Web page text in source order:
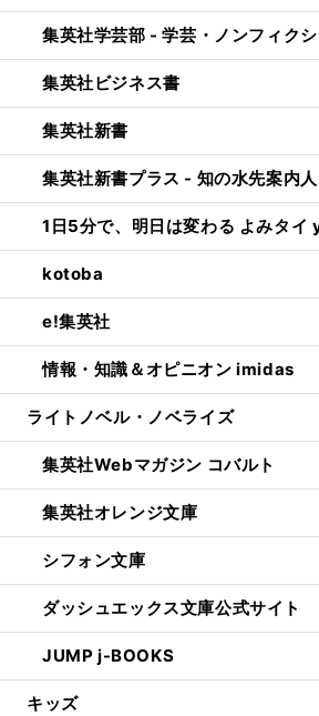
集英社学芸部 - 学芸・ノンフィク
集英社ビジネス書
集英社新書
集英社新書プラス - 知の水先案内人
1日5分で、明日は変わる よみタ
kotoba
e!集英社
情報・知識＆オピニオン imidas
ライトノベル・ノベライズ
集英社Webマガジン コバルト
集英社オレンジ文庫
シフォン文庫
ダッシュエックス文庫公式サイト
JUMP j-BOOKS
キッズ